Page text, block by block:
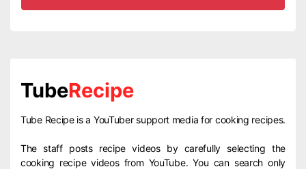
TubeRecipe
Tube Recipe is a YouTuber support media for cooking recipes.
The staff posts recipe videos by carefully selecting the
cooking recipe videos from YouTube. You can search only